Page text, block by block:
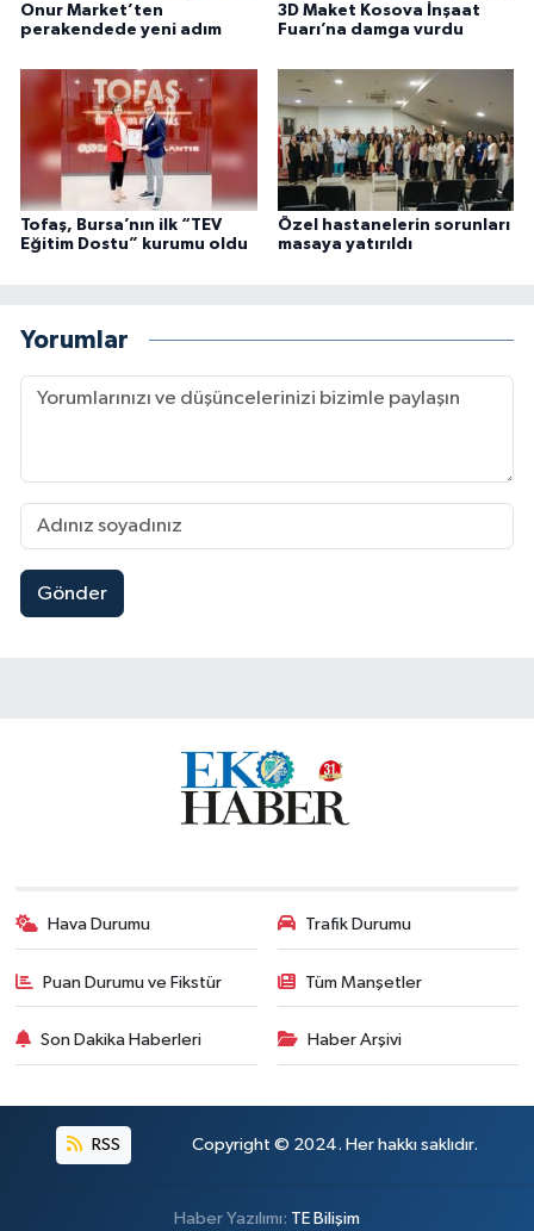
Onur Market’ten
perakendede yeni adım
3D Maket Kosova İnşaat
Fuarı’na damga vurdu
Tofaş, Bursa’nın ilk “TEV
Eğitim Dostu” kurumu oldu
Özel hastanelerin sorunları
masaya yatırıldı
Yorumlar
Gönder
Hava Durumu Trafik Durumu
Puan Durumu ve Fikstür Tüm Manşetler
Son Dakika Haberleri Haber Arşivi
RSS Copyright © 2024. Her hakkı saklıdır.
Haber Yazılımı: TE Bilişim